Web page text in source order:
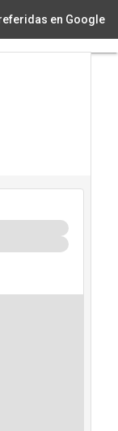
en Google
Tecnología
Ciberseguridad